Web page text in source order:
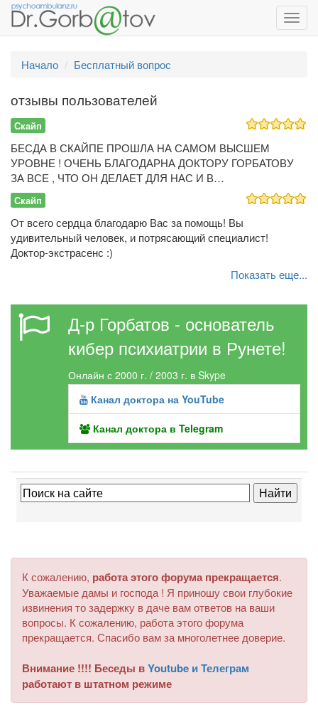
Начало
Бесплатный вопрос
отзывы пользователей
Скайп
БЕСДА В СКАЙПЕ ПРОШЛА НА САМОМ ВЫСШЕМ
УРОВНЕ ! ОЧЕНЬ БЛАГОДАРНА ДОКТОРУ ГОРБАТОВУ
ЗА ВСЕ , ЧТО ОН ДЕЛАЕТ ДЛЯ НАС И В…
Скайп
От всего сердца благодарю Вас за помощь! Вы
удивительный человек, и потрясающий специалист!
Доктор-экстрасенс :)
Показать еще...
Д-р Горбатов - основатель
кибер психиатрии в Рунете!
Онлайн с 2000 г. / 2003 г. в Skype
Канал доктора на YouTube
Канал доктора в Telegram
К сожалению, работа этого форума прекращается.
Уважаемые дамы и господа ! Я приношу свои глубокие
извинения то задержку в даче вам ответов на ваши
вопросы. К сожалению, работа этого форума
прекращается. Спасибо вам за многолетнее доверие.
Внимание !!!! Беседы вYoutube и Телеграм
работают в штатном режиме